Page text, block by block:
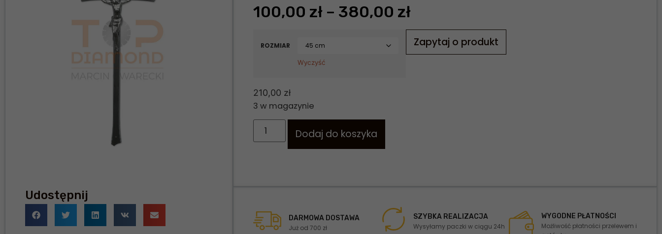
Udostępnij
100,00 zł – 380,00 zł
ROZMIAR
Wyczyść
210,00 zł
3 w magazynie
Dodaj do koszyka
Zapytaj o produkt
DARMOWA DOSTAWA
Już od 700 zł
SZYBKA REALIZACJA
Wysyłamy paczki w ciągu 24h
WYGODNE PŁATNOŚCI
Możliwość płatności przelewem i